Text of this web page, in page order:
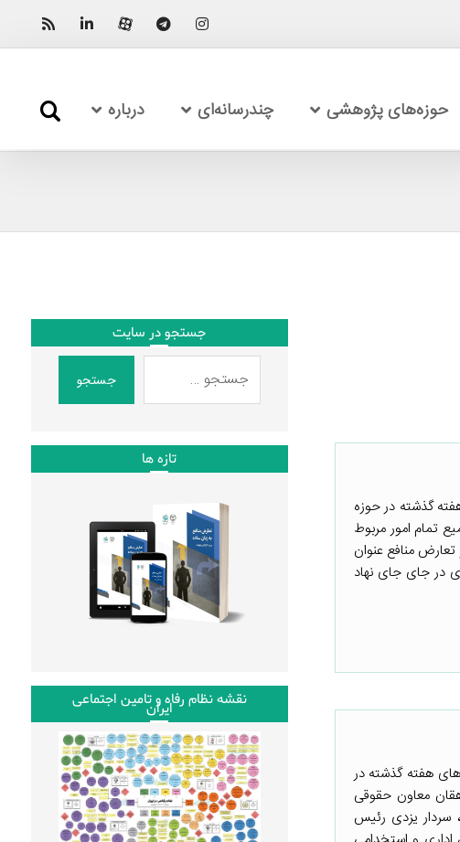
حوزه‌های پژوهشی چندرسانه‌ای درباره
گذشته در حوزه
تمام امور مربوط
تعارض منافع عنوان
شخصی و فرآیندی در جای جای نهاد
هفته گذشته در
معاون حقوقی
سردار یزدی رئیس
جستجو در سایت
جستجو
تازه ها
نقشه نظام رفاه و تامین اجتماعی
ایران